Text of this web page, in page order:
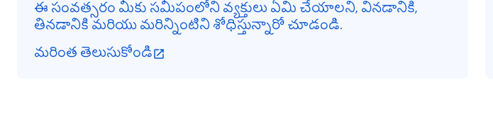
ఈ సంవత్సరం మీకు సమీపంలోని వ్యక్తులు ఏమి చేయాలని, వినడానికి,
తినడానికి మరియు మరిన్నింటిని శోధిస్తున్నారో చూడండి.
మరింత తెలుసుకోండి